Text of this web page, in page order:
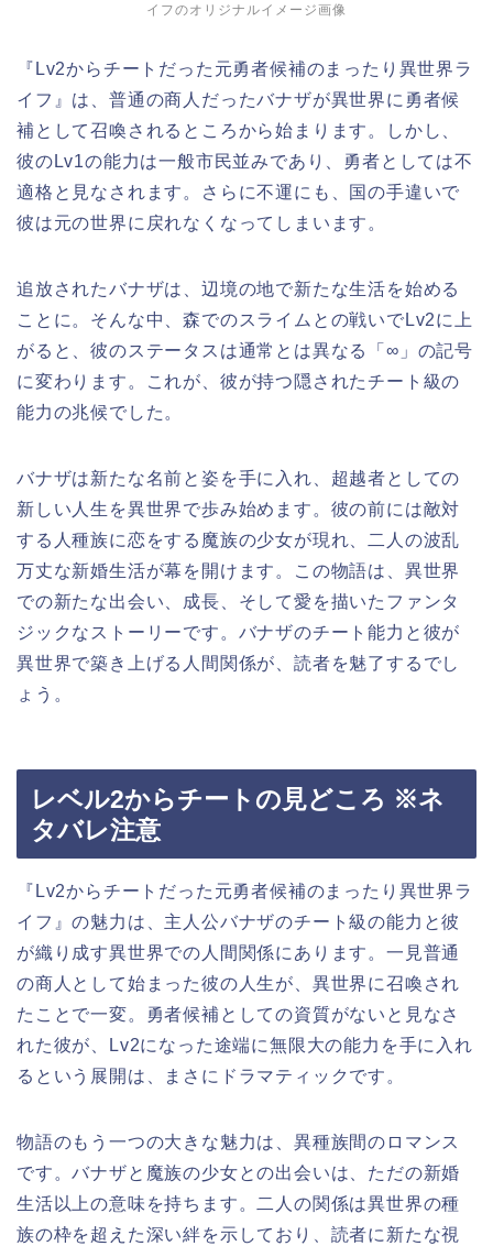
イフのオリジナルイメージ画像
『Lv2からチートだった元勇者候補のまったり異世界ラ
イフ』は、普通の商人だったバナザが異世界に勇者候
補として召喚されるところから始まります。しかし、
彼のLv1の能力は一般市民並みであり、勇者としては不
適格と見なされます。さらに不運にも、国の手違いで
彼は元の世界に戻れなくなってしまいます。
追放されたバナザは、辺境の地で新たな生活を始める
ことに。そんな中、森でのスライムとの戦いでLv2に上
がると、彼のステータスは通常とは異なる「∞」の記号
に変わります。これが、彼が持つ隠されたチート級の
能力の兆候でした。
バナザは新たな名前と姿を手に入れ、超越者としての
新しい人生を異世界で歩み始めます。彼の前には敵対
する人種族に恋をする魔族の少女が現れ、二人の波乱
万丈な新婚生活が幕を開けます。この物語は、異世界
での新たな出会い、成長、そして愛を描いたファンタ
ジックなストーリーです。バナザのチート能力と彼が
異世界で築き上げる人間関係が、読者を魅了するでし
ょう。
レベル2からチートの見どころ ※ネ
タバレ注意
『Lv2からチートだった元勇者候補のまったり異世界ラ
イフ』の魅力は、主人公バナザのチート級の能力と彼
が織り成す異世界での人間関係にあります。一見普通
の商人として始まった彼の人生が、異世界に召喚され
たことで一変。勇者候補としての資質がないと見なさ
れた彼が、Lv2になった途端に無限大の能力を手に入れ
るという展開は、まさにドラマティックです。
物語のもう一つの大きな魅力は、異種族間のロマンス
です。バナザと魔族の少女との出会いは、ただの新婚
生活以上の意味を持ちます。二人の関係は異世界の種
族の枠を超えた深い絆を示しており、読者に新たな視